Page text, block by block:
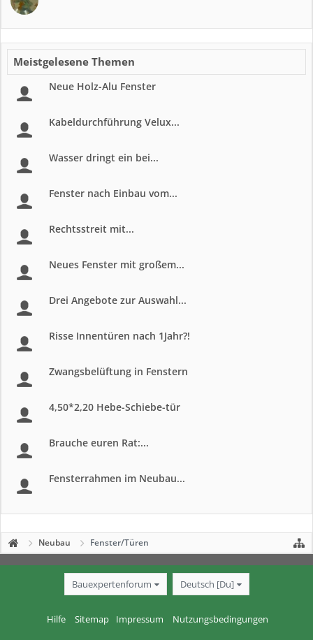
Meistgelesene Themen
Neue Holz-Alu Fenster
Kabeldurchführung Velux...
Wasser dringt ein bei...
Fenster nach Einbau vom...
Rechtsstreit mit...
Neues Fenster mit großem...
Drei Angebote zur Auswahl...
Risse Innentüren nach 1Jahr?!
Zwangsbelüftung in Fenstern
4,50*2,20 Hebe-Schiebe-tür
Brauche euren Rat:...
Fensterrahmen im Neubau...
Neubau Fenster/Türen
Bauexpertenforum Deutsch [Du]
Hilfe Sitemap Impressum Nutzungsbedingungen